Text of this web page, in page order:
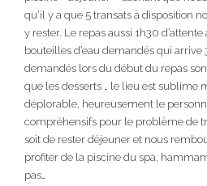
qu’il y a que 5 transats à disposition
y rester. Le repas aussi 1h30 d’attente
bouteilles d’eau demandés qui
demandés lors du début du repas
que les desserts … le lieu est sublime
déplorable, heureusement le
compréhensifs pour le problème de
soit de rester déjeuner et nous
profiter de la piscine du spa,
pas…